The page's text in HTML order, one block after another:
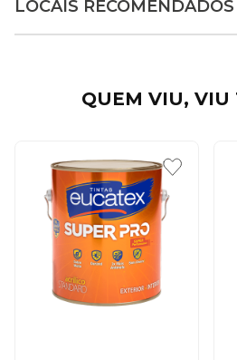
LOCAIS
QUEM VIU, VIU